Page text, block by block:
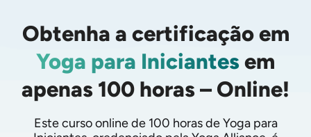
Obtenha a certificação em
Yoga para Iniciantesem
apenas 100 horas – Online!
Este curso online de 100 horas de Yoga para